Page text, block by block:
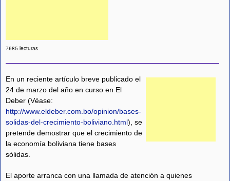
7685 lecturas
En un reciente artículo breve publicado el
24 de marzo del año en curso en El
Deber (Véase:
http://www.eldeber.com.bo/opinion/bases-
solidas-del-crecimiento-boliviano.html), se
pretende demostrar que el crecimiento de
la economía boliviana tiene bases
sólidas.
El aporte arranca con una llamada de atención a quienes